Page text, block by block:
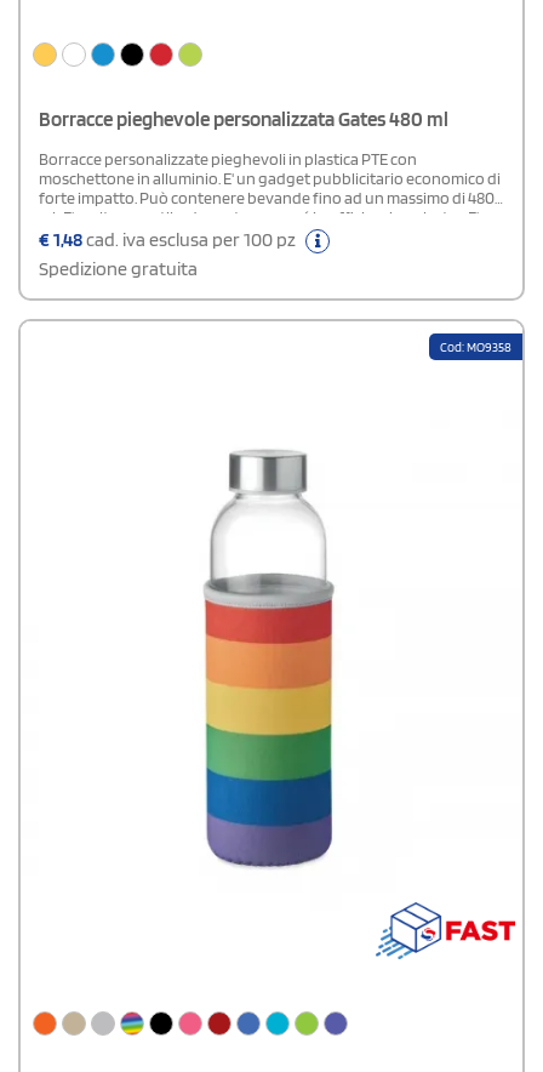
Borracce pieghevole personalizzata Gates 480 ml
Borracce personalizzate pieghevoli in plastica PTE con
moschettone in alluminio. E' un gadget pubblicitario economico di
forte impatto. Può contenere bevande fino ad un massimo di 480
ml. E' molto versatile: da portare con sé in ufficio o in palestra. E' un
regalo molto apprezzato durante manifestazioni
sportive. Borracce personalizzabili o neutri.Area di stampa 5 X 5 cm
€1,48cad. iva esclusa per 100 pz
Spedizione gratuita
Cod: MO9358